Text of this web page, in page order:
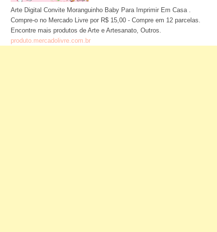
Arte Digital Convite Moranguinho Baby Para Imprimir Em Casa .
Compre-o no Mercado Livre por R$ 15,00 - Compre em 12 parcelas.
Encontre mais produtos de Arte e Artesanato, Outros.
produto.mercadolivre.com.br